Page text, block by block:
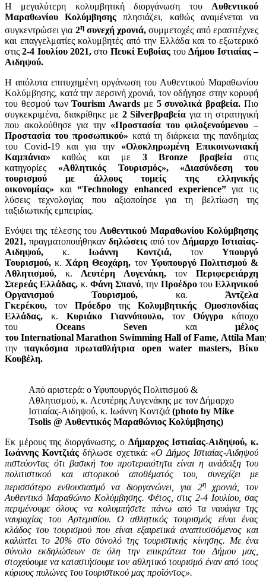
Η μεγαλύτερη κολυμβητική διοργάνωση του Αυθεντικού
Μαραθωνίου Κολύμβησης πλησιάζει, καθώς αναμένεται να
συγκεντρώσει για 2ησυνεχή χρονιά, συμμετοχές από ερασιτέχνες
και επαγγελματίες κολυμβητές από την Ελλάδα και το εξωτερικό
στις 2-4 Ιουλίου 2021,στο Πευκί ΕυβοίαςτουΔήμου Ιστιαίας –
Αιδηψού.
Η απόλυτα επιτυχημένη οργάνωση του Αυθεντικού Μαραθωνίου
Κολύμβησης, κατά την περσινή χρονιά, τον οδήγησε στην κορυφή
του θεσμού τωνTourism Awards με 5 συνολικά βραβεία. Πιο
συγκεκριμένα, διακρίθηκε με 2Silverβραβεία για τη στρατηγική
που ακολούθησε για την «Προστασία του φιλοξενούμενου –
Προστασία του προσωπικού» κατά τη διάρκεια της πανδημίας
του Covid-19 και για την «Ολοκληρωμένη Επικοινωνιακή
Καμπάνια» καθώς και με 3Bronze βραβείαστις
κατηγορίες «Αθλητικός Τουρισμός»,
«Διασύνδεση του
τουρισμού με άλλους τομείς της ελληνικής
οικονομίας» και“Technology enhanced experience”για τις
λύσεις τεχνολογίας που αξιοποίησε για τη βελτίωση της
ταξιδιωτικής εμπειρίας.
Ενόψει της τέλεσης του Αυθεντικού Μαραθωνίου Κολύμβησης
2021, πραγματοποιήθηκαν δηλώσειςαπό τονΔήμαρχο Ιστιαίας-
Αιδηψού, κ. Ιωάννη Κοντζιά,τονΥπουργό
Τουρισμού,κ. Χάρη Θεοχάρη, τονΥφυπουργό Πολιτισμού &
Αθλητισμού, κ. Λευτέρη Αυγενάκη,τονΠεριφερειάρχη
Στερεάς Ελλάδας, κ. Φάνη Σπανό, την Προέδρο του Ελληνικού
Οργανισμού Τουρισμού, κα.Άντζελα
Γκερέκου, τον ΠρόεδροτηςΚολυμβητικής Ομοσπονδίας
Ελλάδας, κ. Κυριάκο Γιαννόπουλο, τον Ούγγρο κάτοχο
του Oceans Seven και μέλος
του International Marathon Swimming Hall of Fame, Attila
την παγκόσμια πρωταθλήτρια open water masters, Βίκυ
Κουβέλη.
Από αριστερά: ο Υφυπουργός Πολιτισμού &
Αθλητισμού, κ. Λευτέρης Αυγενάκης με τον Δήμαρχο
Ιστιαίας-Αιδηψού, κ. Ιωάννη Κοντζιά (photo by Mike
Tsolis @ Αυθεντικός Μαραθώνιος Κολύμβησης)
Εκ μέρους της διοργάνωσης, ο Δήμαρχος Ιστιαίας-Αιδηψού, κ.
Ιωάννης Κοντζιάςδήλωσε σχετικά: «Ο Δήμος Ιστιαίας-Αιδηψού
πιστεύοντας ότι βασική του προτεραιότητα είναι η ανάδειξη του
πολιτιστικού και ιστορικού αποθέματός του, συνεχίζει με
περισσότερο ενθουσιασμό να διοργανώνει, για 2ηχρονιά, τον
Αυθεντικό Μαραθώνιο Κολύμβησης. Φέτος, στις 2-4 Ιουλίου, σας
περιμένουμε όλους να κολυμπήσετε πάνω από τα ναυάγια της
ναυμαχίας του Αρτεμισίου. Ο αθλητικός τουρισμός είναι ένας
κλάδος του τουρισμού που είναι εξαιρετικά αναπτυσσόμενος και
καλύπτει το 20% στο σύνολό της τουριστικής κίνησης. Με ένα
σύνολο εκδηλώσεων σε όλη την επικράτεια του Δήμου μας,
στοχεύουμε να καταστήσουμε τον αθλητικό τουρισμό έναν από τους
κύριους πυλώνες του τουριστικού μας προϊόντος».